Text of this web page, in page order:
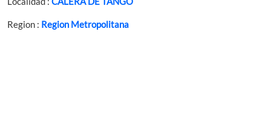
Region : Region Metropolitana